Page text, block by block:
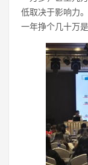
低取决于影响力
一年挣个几十万